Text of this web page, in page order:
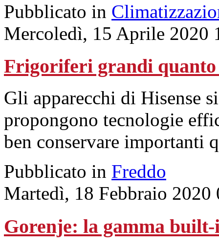
Pubblicato in
Mercoledì, 15 Aprile 2020
Frigoriferi grandi quanto
Gli apparecchi di Hisense
propongono tecnologie
ben conservare importanti
Pubblicato in Freddo
Martedì, 18 Febbraio 2020
Gorenje: la gamma